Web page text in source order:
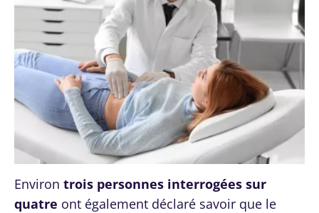
Environ trois personnes interrogées sur
quatre ont également déclaré savoir que le